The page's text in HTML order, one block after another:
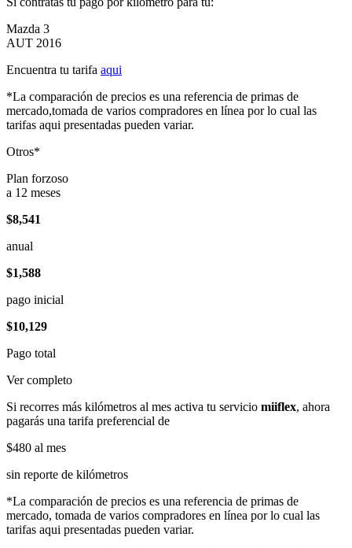
Mazda 3
AUT 2016
Encuentra tu tarifa aqui
*La comparación de precios es una referencia de primas de
mercado,tomada de varios compradores en línea por lo cual las
tarifas aqui presentadas pueden variar.
Otros*
Plan forzoso
a 12 meses
$8,541
anual
$1,588
pago inicial
$10,129
Pago total
Ver completo
Si recorres más kilómetros al mes activa tu servicio miiflex, ahora
pagarás una tarifa preferencial de
$480 al mes
sin reporte de kilómetros
*La comparación de precios es una referencia de primas de
mercado, tomada de varios compradores en línea por lo cual las
tarifas aqui presentadas pueden variar.